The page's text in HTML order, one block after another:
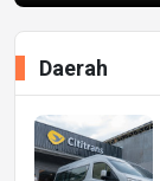
Daerah